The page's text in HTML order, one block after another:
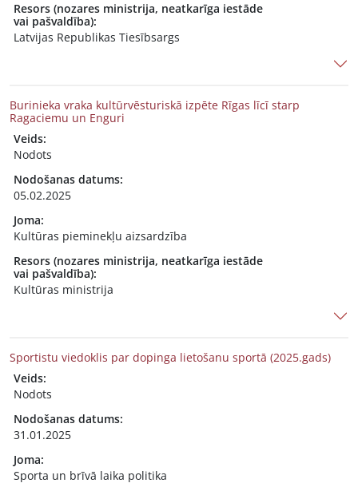
Resors (nozares ministrija, neatkarīga iestāde
vai pašvaldība):
Latvijas Republikas Tiesībsargs
Burinieka vraka kultūrvēsturiskā izpēte Rīgas līcī starp
Ragaciemu un Enguri
Veids:
Nodots
Nodošanas datums:
05.02.2025
Joma:
Kultūras pieminekļu aizsardzība
Resors (nozares ministrija, neatkarīga iestāde
vai pašvaldība):
Kultūras ministrija
Sportistu viedoklis par dopinga lietošanu sportā (2025.gads)
Veids:
Nodots
Nodošanas datums:
31.01.2025
Joma:
Sporta un brīvā laika politika